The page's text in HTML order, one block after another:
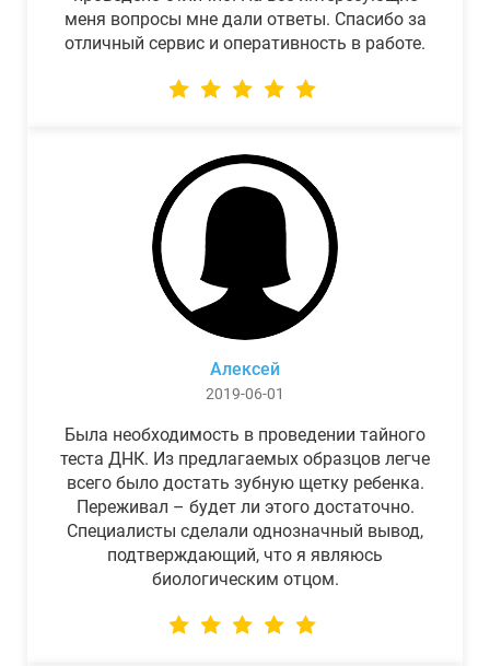
меня вопросы мне дали ответы. Спасибо за
отличный сервис и оперативность в работе.
Алексей
2019-06-01
Была необходимость в проведении тайного
теста ДНК. Из предлагаемых образцов легче
всего было достать зубную щетку ребенка.
Переживал – будет ли этого достаточно.
Специалисты сделали однозначный вывод,
подтверждающий, что я являюсь
биологическим отцом.